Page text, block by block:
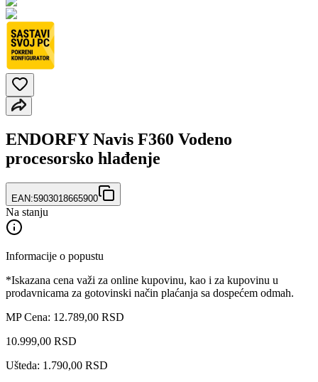
ENDORFY Navis F360 Vodeno
procesorsko hlađenje
EAN:5903018665900
Na stanju
Informacije o popustu
*Iskazana cena važi za online kupovinu, kao i za kupovinu u
prodavnicama za gotovinski način plaćanja sa dospećem odmah.
MP Cena: 12.789,00 RSD
10.999,00 RSD
Ušteda: 1.790,00 RSD